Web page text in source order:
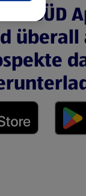
SÜD
überall